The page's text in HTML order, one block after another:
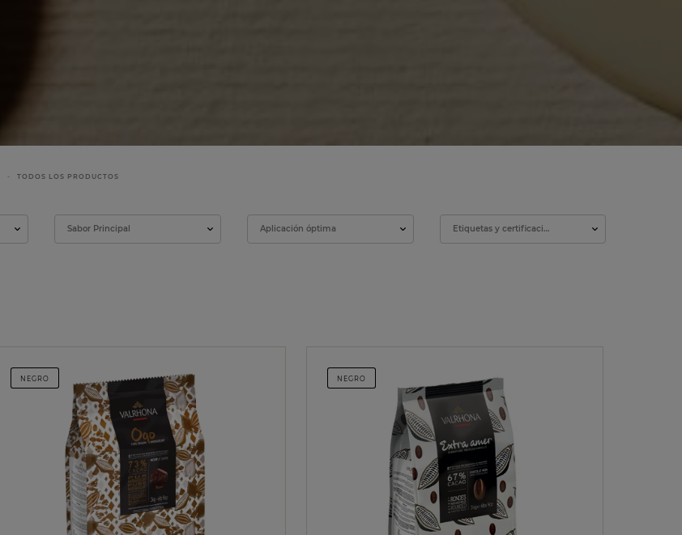
TODOS LOS PRODUCTOS
Sabor Principal Aplicación óptima Etiquetas y certificaciones
NEGRO NEGRO